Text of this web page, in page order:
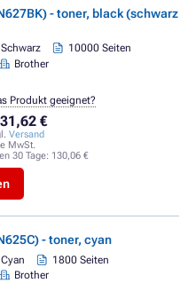
- toner, black (schwarz
Schwarz
10000 Seiten
Brother
€
Versand
MwSt.
30 Tage: 130,06 €
Produkt geeignet?
- toner, cyan
Cyan
1800 Seiten
Brother